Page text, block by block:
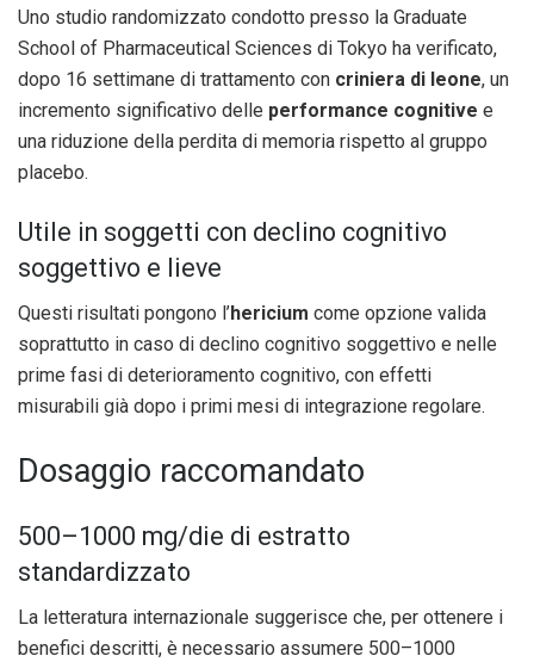
Uno studio randomizzato condotto presso la Graduate
School of Pharmaceutical Sciences di Tokyo ha verificato,
dopo 16 settimane di trattamento con criniera di leone, un
incremento significativo delle performance cognitive e
una riduzione della perdita di memoria rispetto al gruppo
placebo.
Utile in soggetti con declino cognitivo
soggettivo e lieve
Questi risultati pongono l’hericium come opzione valida
soprattutto in caso di declino cognitivo soggettivo e nelle
prime fasi di deterioramento cognitivo, con effetti
misurabili già dopo i primi mesi di integrazione regolare.
Dosaggio raccomandato
500–1000 mg/die di estratto
standardizzato
La letteratura internazionale suggerisce che, per ottenere i
benefici descritti, è necessario assumere 500–1000